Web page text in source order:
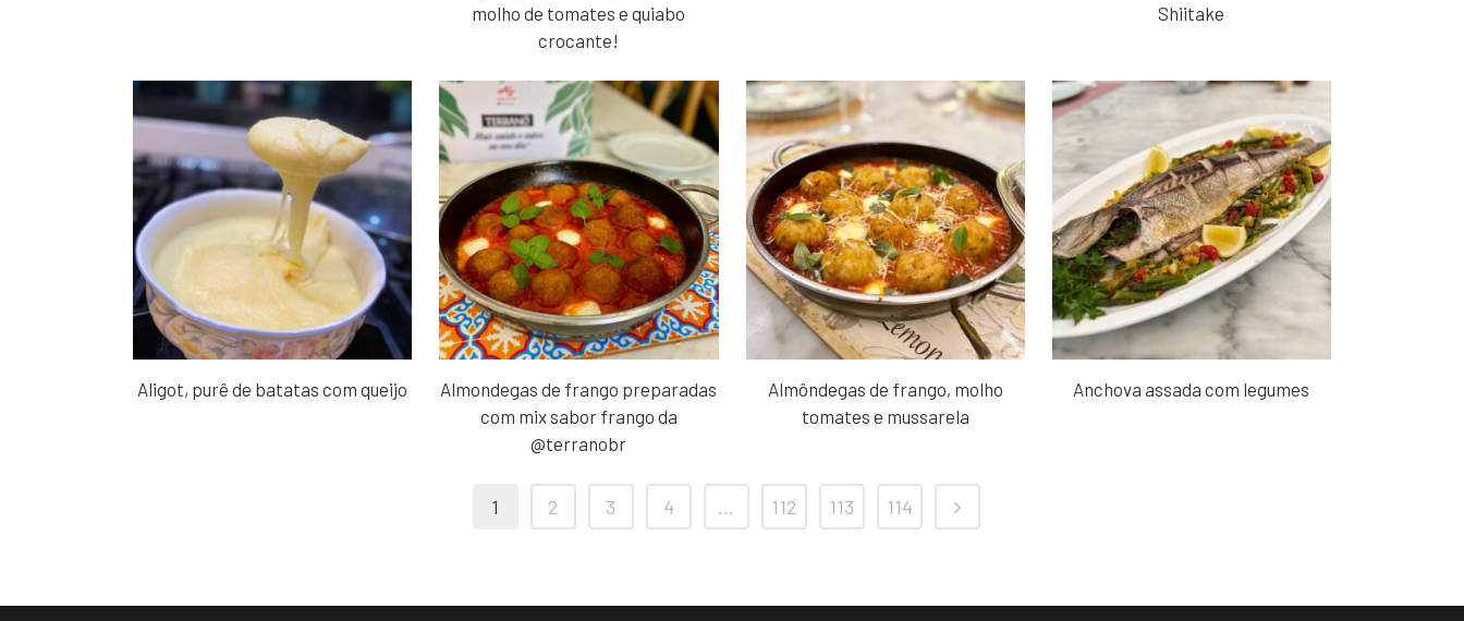
molho de tomates e quiabo
crocante!
Shiitake
Aligot, purê de batatas com queijo
Almondegas de frango preparadas
com mix sabor frango da
@terranobr
Almôndegas de frango, molho
tomates e mussarela
Anchova assada com legumes
1 2 3 4 … 112 113 114